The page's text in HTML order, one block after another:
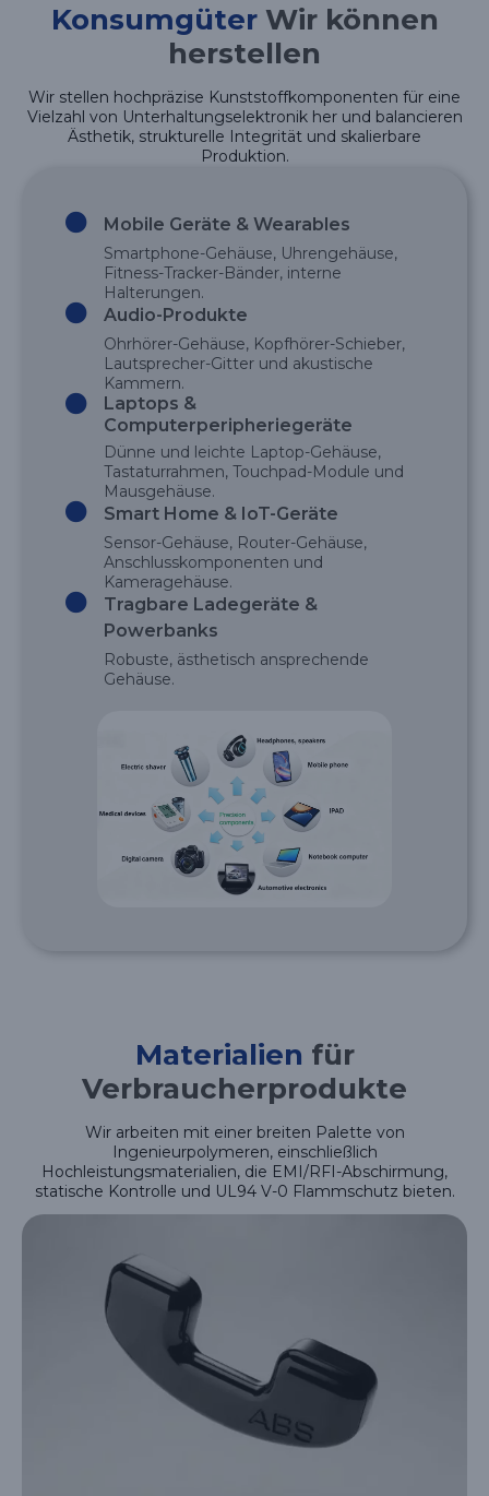
KonsumgüterWir können
herstellen
Wir stellen hochpräzise Kunststoffkomponenten für eine
Vielzahl von Unterhaltungselektronik her und balancieren
Ästhetik, strukturelle Integrität und skalierbare
Produktion.
Mobile Geräte & Wearables
Smartphone-Gehäuse, Uhrengehäuse,
Fitness-Tracker-Bänder, interne
Halterungen.
Audio-Produkte
Ohrhörer-Gehäuse, Kopfhörer-Schieber,
Lautsprecher-Gitter und akustische
Kammern.
Laptops &
Computerperipheriegeräte
Dünne und leichte Laptop-Gehäuse,
Tastaturrahmen, Touchpad-Module und
Mausgehäuse.
Smart Home & IoT-Geräte
Sensor-Gehäuse, Router-Gehäuse,
Anschlusskomponenten und
Kameragehäuse.
Tragbare Ladegeräte &
Powerbanks
Robuste, ästhetisch ansprechende
Gehäuse.
Materialien für
Verbraucherprodukte
Wir arbeiten mit einer breiten Palette von
Ingenieurpolymeren, einschließlich
Hochleistungsmaterialien, die EMI/RFI-Abschirmung,
statische Kontrolle und UL94 V-0 Flammschutz bieten.